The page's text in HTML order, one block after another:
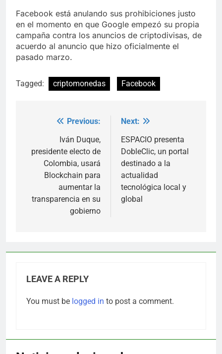
Facebook está anulando sus prohibiciones justo
en el momento en que Google empezó su propia
campaña contra los anuncios de criptodivisas, de
acuerdo al anuncio que hizo oficialmente el
pasado marzo.
Tagged: criptomonedas Facebook
navigation
Previous:
Iván Duque,
presidente electo de
Colombia, usará
Blockchain para
aumentar la
transparencia en su
gobierno
Next:
ESPACIO presenta
DobleClic, un portal
destinado a la
actualidad
tecnológica local y
global
LEAVE A REPLY
You must be logged in to post a comment.